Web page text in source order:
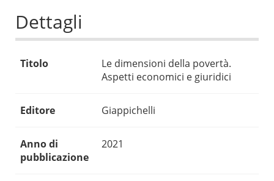
Dettagli
Titolo
Le dimensioni della povertà.
Aspetti economici e giuridici
Editore Giappichelli
Anno di
pubblicazione
2021